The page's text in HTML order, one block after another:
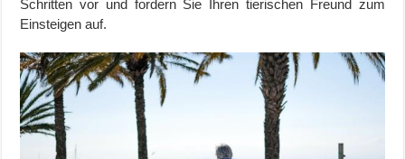
Schritten vor und fordern Sie Ihren tierischen Freund zum
Einsteigen auf.